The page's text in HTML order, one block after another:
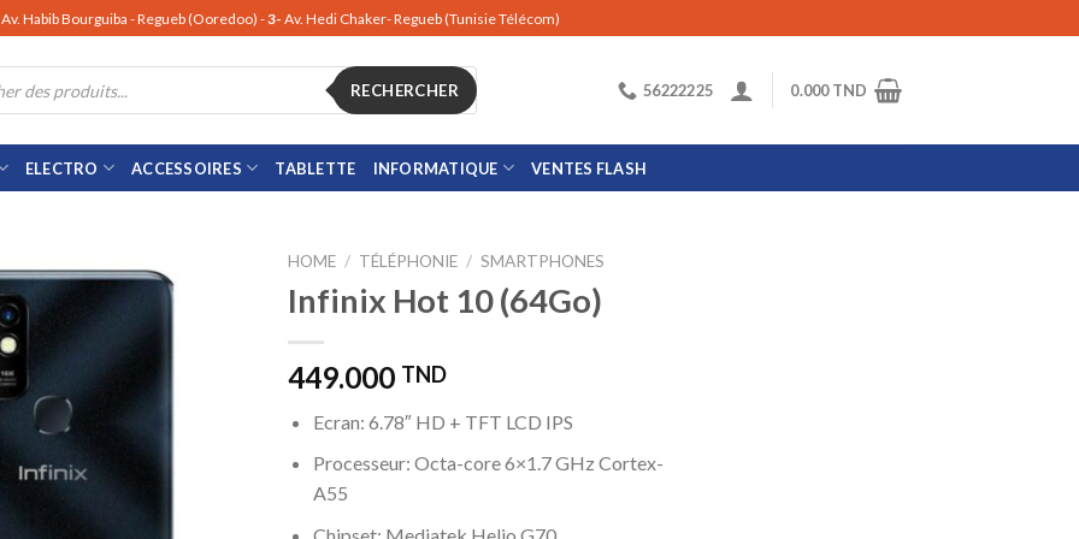
Av. Habib Bourguiba - Regueb (Ooredoo) -3- Av. Hedi Chaker- Regueb (Tunisie Télécom)
RECHERCHER 56222225 0.000TND
ELECTRO ACCESSOIRES TABLETTE INFORMATIQUE VENTES FLASH
HOME / TÉLÉPHONIE / SMARTPHONES
Infinix Hot 10 (64Go)
449.000 TND
Ecran: 6.78″ HD + TFT LCD IPS
Processeur: Octa-core 6×1.7 GHz Cortex-
A55